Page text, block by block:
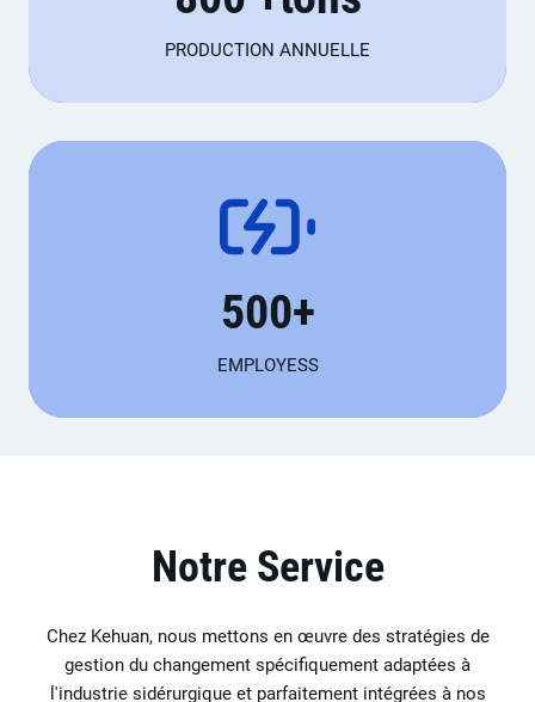
n
PRODUCTION ANNUELLE
500+
EMPLOYESS
Notre Service
Chez Kehuan, nous mettons en œuvre des stratégies de
gestion du changement spécifiquement adaptées à
l'industrie sidérurgique et parfaitement intégrées à nos